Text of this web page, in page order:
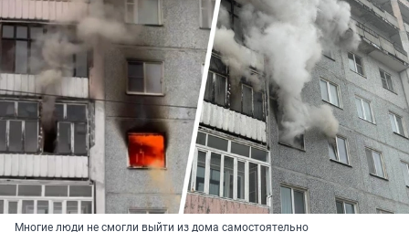
Многие люди не смогли выйти из дома самостоятельно